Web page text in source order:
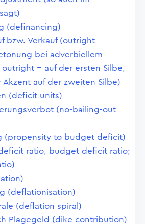
(definancing)
bzw. Verkauf (outright
bei adverbiellem
= auf der ersten Silbe,
auf der zweiten Silbe)
(deficit units)
(no-bailing-out
(propensity to budget deficit)
ratio, budget deficit ratio;
(deflationisation)
(deflation spiral)
Plagegeld (dike contribution)